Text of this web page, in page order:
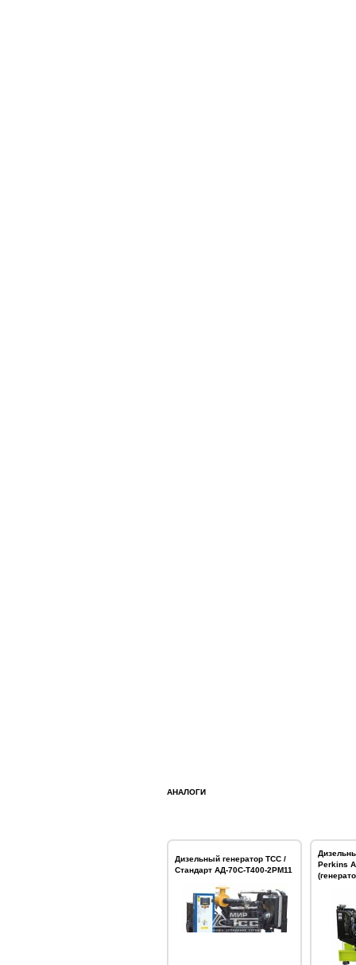
АНАЛОГИ
Дизельный генератор ТСС /
Стандарт АД-70С-Т400-2РМ11
Perkins